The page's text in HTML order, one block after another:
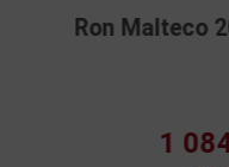
0,7l 40% GB